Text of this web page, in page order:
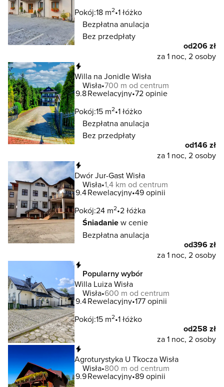
Pokój:18 m2 1 łóżko
Bezpłatna anulacja
Bez przedpłaty
od206 zł
za 1 noc, 2 osoby
Willa na Jonidle Wisła
Wisła 700 m od centrum
9.8Rewelacyjny 72 opinie
Pokój:15 m2 1 łóżko
Bezpłatna anulacja
Bez przedpłaty
od146 zł
za 1 noc, 2 osoby
Dwór Jur-Gast Wisła
Wisła 1,4 km od centrum
9.4Rewelacyjny 49 opinii
Pokój:24 m2 2 łóżka
Śniadaniew cenie
Bezpłatna anulacja
od396 zł
za 1 noc, 2 osoby
Popularny wybór
Willa Luiza Wisła
Wisła 600 m od centrum
9.4Rewelacyjny 177 opinii
Pokój:15 m2 1 łóżko
od258 zł
za 1 noc, 2 osoby
Agroturystyka U Tkocza Wisła
Wisła 800 m od centrum
9.9Rewelacyjny 89 opinii